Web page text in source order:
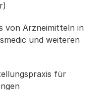
von Arzneimitteln in
und weiteren
für